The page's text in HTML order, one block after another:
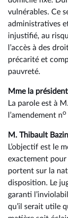
vulnérables. Ce
administratives
injustifié, au
l’accès à des
précarité et
pauvreté.
Mme la
La parole est à
l’amendement no
M. Thibault Bazin
L’objectif est le
exactement pour
portent sur la
disposition. Le
garanti
qu’il serait utile